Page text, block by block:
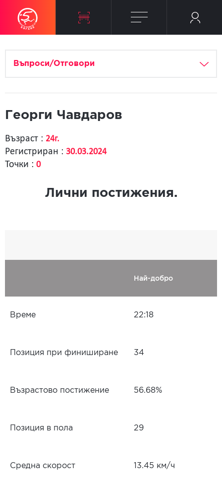
Въпроси/Отговори
Георги Чавдаров
Възраст : 24г.
Регистриран : 30.03.2024
Точки : 0
Лични постижения.
Най-добро
Време 22:18
Позиция при финиширане 34
Възрастово постижение 56.68%
Позиция в пола 29
Средна скорост 13.45 км/ч